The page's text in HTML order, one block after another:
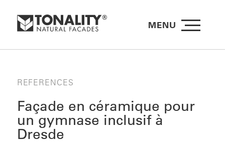
MENU
REFERENCES
Façade en céramique pour
un gymnase inclusif à
Dresde